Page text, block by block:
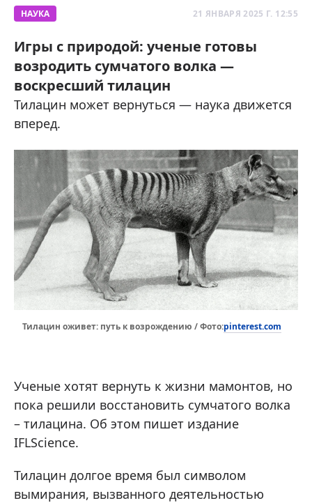
НАУКА 21 ЯНВАРЯ 2025 Г. 12:55
Игры с природой: ученые готовы
возродить сумчатого волка —
воскресший тилацин
Тилацин может вернуться — наука движется
вперед.
Тилацин оживет: путь к возрождению / Фото:pinterest.com
Ученые хотят вернуть к жизни мамонтов, но
пока решили восстановить сумчатого волка
– тилацина. Об этом пишет издание
IFLScience.
Тилацин долгое время был символом
вымирания, вызванного деятельностью